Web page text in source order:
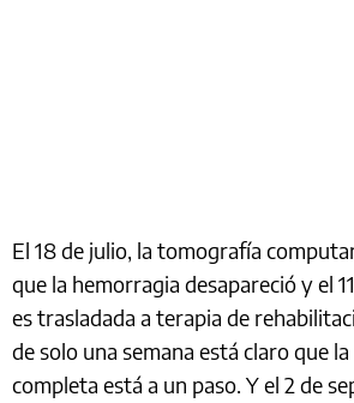
El 18 de julio, la tomografía
que la hemorragia desapareció y el
es trasladada a terapia de
de solo una semana está claro que
completa está a un paso. Y el 2 de